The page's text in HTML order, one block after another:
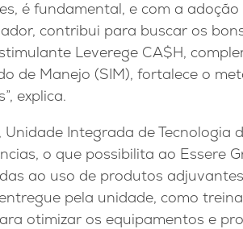
é fundamental, e com a
contribui para buscar os
Leverege CA$H,
de Manejo (SIM), fortalece o
explica.
Unidade Integrada de
o que possibilita ao Essere
ao uso de produtos
pela unidade, como
otimizar os equipamentos e